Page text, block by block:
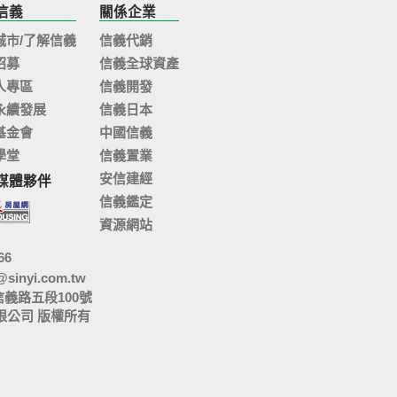
義
市/了解信義
募
專區
續發展
金會
堂
體夥伴
關係企業
信義代銷
信義全球資產
信義開發
信義日本
中國信義
信義置業
安信建經
信義鑑定
資源網站
義路五段100號
公司 版權所有